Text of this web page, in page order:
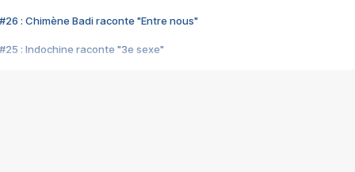
#26 : Chimène Badi raconte "Entre nous"
#25 : Indochine raconte "3e sexe"